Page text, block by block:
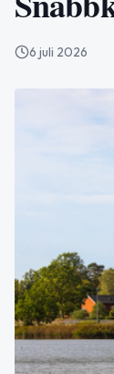
6 juli 2026